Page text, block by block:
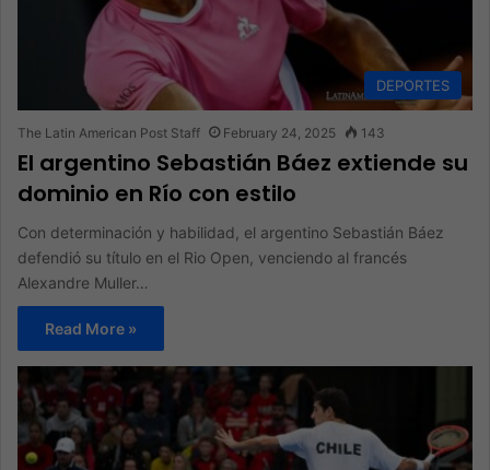
DEPORTES
The Latin American Post Staff February 24, 2025 143
El argentino Sebastián Báez extiende su
dominio en Río con estilo
Con determinación y habilidad, el argentino Sebastián Báez
defendió su título en el Rio Open, venciendo al francés
Alexandre Muller…
Read More »